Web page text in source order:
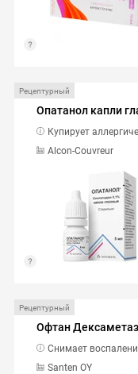
Рецептурный
Опатанол капли
Alcon-Couvreur
Купирует
Рецептурный
Офтан
Santen OY
Снимает